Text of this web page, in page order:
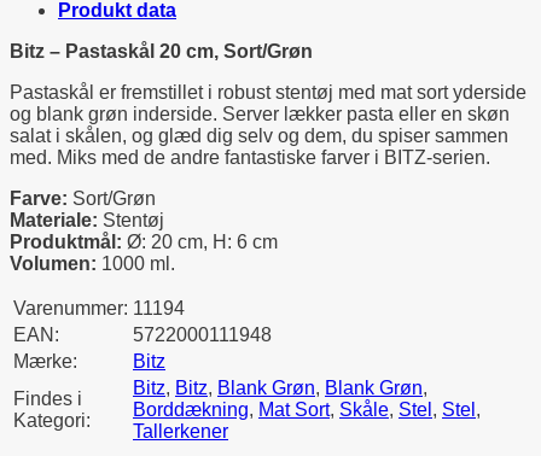
Produkt data
Bitz – Pastaskål 20 cm, Sort/Grøn
Pastaskål er fremstillet i robust stentøj med mat sort yderside
og blank grøn inderside. Server lækker pasta eller en skøn
salat i skålen, og glæd dig selv og dem, du spiser sammen
med. Miks med de andre fantastiske farver i BITZ-serien.
Farve: Sort/Grøn
Materiale: Stentøj
Produktmål: Ø: 20 cm, H: 6 cm
Volumen: 1000 ml.
Varenummer: 11194
EAN:
5722000111948
Mærke:
Bitz
Findes i
Kategori:
Bitz, Bitz, Blank Grøn, Blank Grøn,
Borddækning, Mat Sort, Skåle, Stel , Stel ,
Tallerkener